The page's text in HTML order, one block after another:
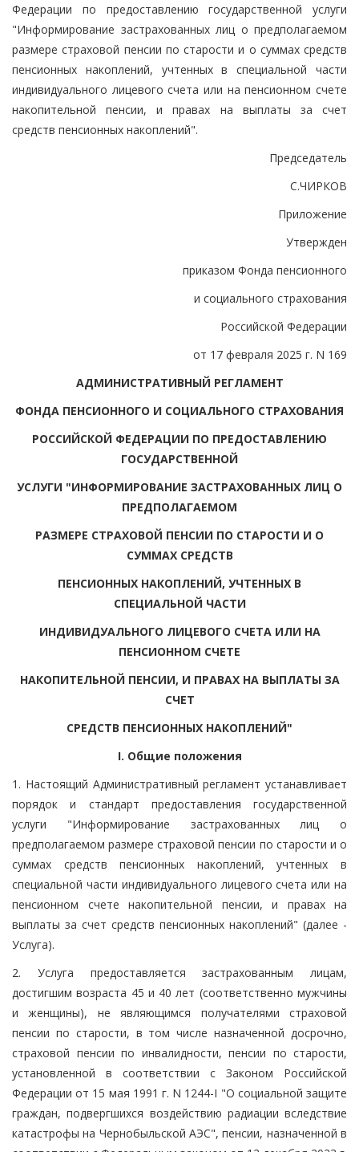
Федерации по предоставлению государственной услуги
"Информирование застрахованных лиц о предполагаемом
размере страховой пенсии по старости и о суммах средств
пенсионных накоплений, учтенных в специальной части
индивидуального лицевого счета или на пенсионном счете
накопительной пенсии, и правах на выплаты за счет
средств пенсионных накоплений".
Председатель
С.ЧИРКОВ
Приложение
Утвержден
приказом Фонда пенсионного
и социального страхования
Российской Федерации
от 17 февраля 2025 г. N 169
АДМИНИСТРАТИВНЫЙ РЕГЛАМЕНТ
ФОНДА ПЕНСИОННОГО И СОЦИАЛЬНОГО СТРАХОВАНИЯ
РОССИЙСКОЙ ФЕДЕРАЦИИ ПО ПРЕДОСТАВЛЕНИЮ
ГОСУДАРСТВЕННОЙ
УСЛУГИ "ИНФОРМИРОВАНИЕ ЗАСТРАХОВАННЫХ ЛИЦ О
ПРЕДПОЛАГАЕМОМ
РАЗМЕРЕ СТРАХОВОЙ ПЕНСИИ ПО СТАРОСТИ И О
СУММАХ СРЕДСТВ
ПЕНСИОННЫХ НАКОПЛЕНИЙ, УЧТЕННЫХ В
СПЕЦИАЛЬНОЙ ЧАСТИ
ИНДИВИДУАЛЬНОГО ЛИЦЕВОГО СЧЕТА ИЛИ НА
ПЕНСИОННОМ СЧЕТЕ
НАКОПИТЕЛЬНОЙ ПЕНСИИ, И ПРАВАХ НА ВЫПЛАТЫ ЗА
СЧЕТ
СРЕДСТВ ПЕНСИОННЫХ НАКОПЛЕНИЙ"
I. Общие положения
1. Настоящий Административный регламент устанавливает
порядок и стандарт предоставления государственной
услуги "Информирование застрахованных лиц о
предполагаемом размере страховой пенсии по старости и о
суммах средств пенсионных накоплений, учтенных в
специальной части индивидуального лицевого счета или на
пенсионном счете накопительной пенсии, и правах на
выплаты за счет средств пенсионных накоплений" (далее -
Услуга).
2. Услуга предоставляется застрахованным лицам,
достигшим возраста 45 и 40 лет (соответственно мужчины
и женщины), не являющимся получателями страховой
пенсии по старости, в том числе назначенной досрочно,
страховой пенсии по инвалидности, пенсии по старости,
установленной в соответствии с Законом Российской
Федерации от 15 мая 1991 г. N 1244-I "О социальной защите
граждан, подвергшихся воздействию радиации вследствие
катастрофы на Чернобыльской АЭС", пенсии, назначенной в